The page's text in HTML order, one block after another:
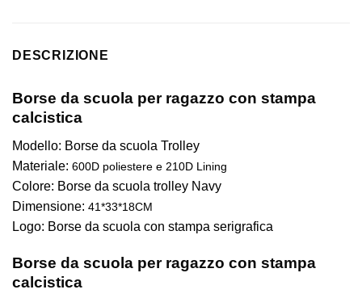
DESCRIZIONE
Borse da scuola per ragazzo con stampa
calcistica
Modello: Borse da scuola Trolley
Materiale: 600D poliestere e 210D Lining
Colore: Borse da scuola trolley Navy
Dimensione: 41*33*18CM
Logo: Borse da scuola con stampa serigrafica
Borse da scuola per ragazzo con stampa
calcistica